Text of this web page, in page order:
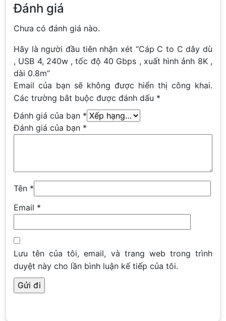
Đánh giá
Chưa có đánh giá nào.
Hãy là người đầu tiên nhận xét “Cáp C to C dây dù
, USB 4, 240w , tốc độ 40 Gbps , xuất hình ảnh 8K ,
dài 0.8m”
Email của bạn sẽ không được hiển thị công khai.
Các trường bắt buộc được đánh dấu *
Đánh giá của bạn *
Đánh giá của bạn *
Tên *
Email *
Lưu tên của tôi, email, và trang web trong trình
duyệt này cho lần bình luận kế tiếp của tôi.